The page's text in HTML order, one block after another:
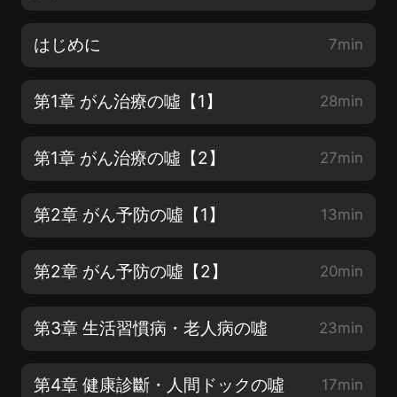
はじめに 7min
第1章 がん治療の噓【1】 28min
第1章 がん治療の噓【2】 27min
第2章 がん予防の噓【1】 13min
第2章 がん予防の噓【2】 20min
第3章 生活習慣病・老人病の噓 23min
第4章 健康診斷・人間ドックの噓 17min